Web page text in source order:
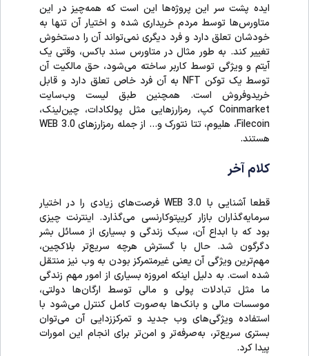
ایده پشت سر این پروژه‌ها این است که همه‌چیز در این
متاورس‌ها توسط مردم خریداری شده و اختیار آن تنها به
خودشان تعلق دارد و فرد دیگری نمی‌تواند آن را دستخوش
تغییر کند. به طور مثال در متاورس سند باکس، وقتی یک
آیتم و ویژگی توسط کاربر ساخته می‌شود، حق مالکیت آن
توسط یک توکن NFT به آن فرد خاص تعلق دارد و قابل
خریدوفروش است. همچنین طبق لیست وب‌سایت
Coinmarket کپ، رمزارزهایی مثل پولکادات، چین‌لینک،
Filecoin، هلیوم، تتا نتورک و… از جمله رمزارزهای WEB 3.0
هستند.
کلام آخر
قطعا آشنایی با WEB 3.0 فرصت‌های زیادی را در اختیار
سرمایه‌گذاران بازار کریپتوکارنسی می‌گذارد. اینترنت چیزی
بود که با ابداع آن، سبک زندگی و بسیاری از مسائل بشر
دگرگون شد. حال با گسترش هرچه سریع‌تر بلاکچین،
مهم‌ترین ویژگی‌ آن یعنی غیرمتمرکز بودن به وب نیز منتقل
شده است. به دلیل اینکه امروزه بسیاری از امور مهم زندگی‌
ما مثل تبادلات پولی و مالی توسط ارگان‌ها دولتی،
موسسات مالی و بانک‌ها به‌صورت کامل کنترل می‌شود با
استفاده ویژگی‌های وب جدید و تمرکززدایی آن می‌توان
بستر‌ی سریع‌تر، به‌صرفه‌تر و امن‌تر برای انجام این امورات
پیدا کرد.